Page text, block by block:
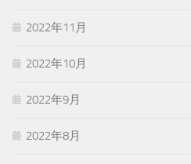
2022年11月
2022年10月
2022年9月
2022年8月